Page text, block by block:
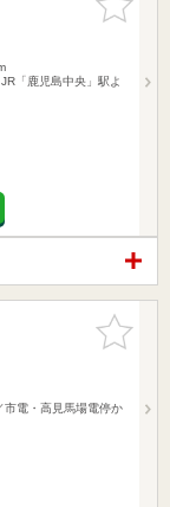
りに追加
「鹿児島中央」駅よ
お気に入
りに追加
市電・高見馬場電停か